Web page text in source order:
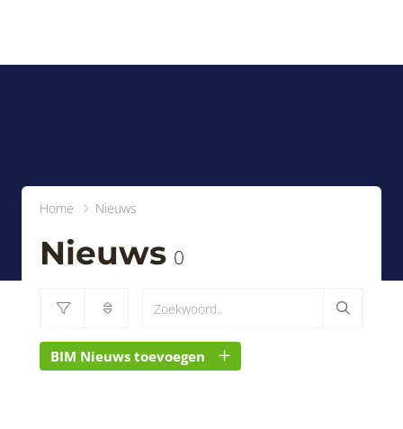
Home Nieuws
Nieuws 0
BIM Nieuws toevoegen